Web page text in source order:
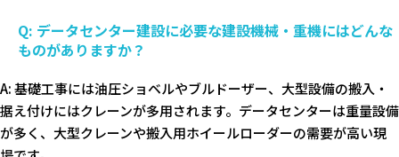
Q: データセンター建設に必要な建設機械・重機にはどんな
ものがありますか？
A: 基礎工事には油圧ショベルやブルドーザー、大型設備の搬入・
据え付けにはクレーンが多用されます。データセンターは重量設備
が多く、大型クレーンや搬入用ホイールローダーの需要が高い現